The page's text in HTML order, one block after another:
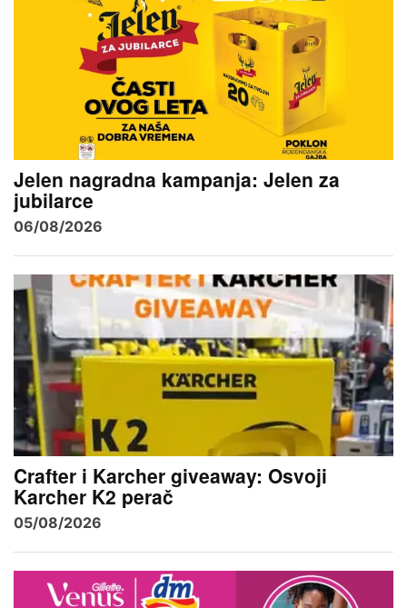
Jelen nagradna kampanja: Jelen za
jubilarce
06/08/2026
Crafter i Karcher giveaway: Osvoji
Karcher K2 perač
05/08/2026